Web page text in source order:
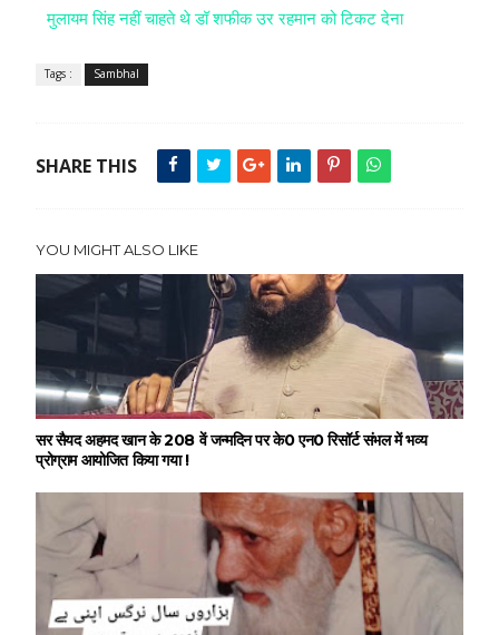
मुलायम सिंह नहीं चाहते थे डॉ शफीक उर रहमान को टिकट देना
Tags : Sambhal
SHARE THIS
YOU MIGHT ALSO LIKE
सर सैयद अहमद खान के 208 वें जन्मदिन पर के0 एन0 रिसॉर्ट संभल में भव्य
प्रोग्राम आयोजित किया गया !